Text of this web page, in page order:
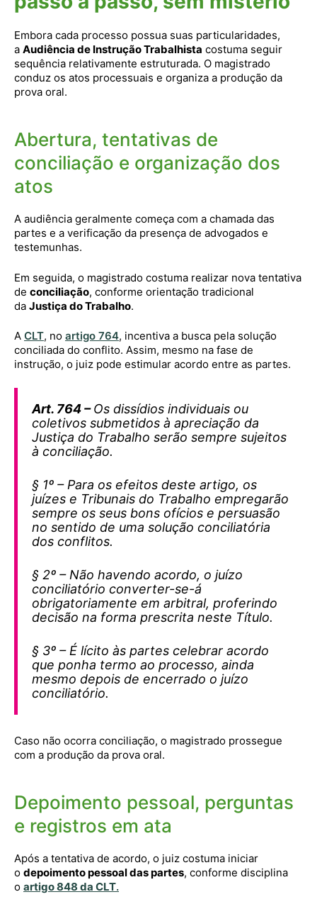
Embora cada processo possua suas particularidades,
a Audiência de Instrução Trabalhista costuma seguir
sequência relativamente estruturada. O magistrado
conduz os atos processuais e organiza a produção da
prova oral.
Abertura, tentativas de
conciliação e organização dos
atos
A audiência geralmente começa com a chamada das
partes e a verificação da presença de advogados e
testemunhas.
Em seguida, o magistrado costuma realizar nova tentativa
de conciliação, conforme orientação tradicional
da Justiça do Trabalho.
A CLT, no artigo 764, incentiva a busca pela solução
conciliada do conflito. Assim, mesmo na fase de
instrução, o juiz pode estimular acordo entre as partes.
Art. 764 –Os dissídios individuais ou
coletivos submetidos à apreciação da
Justiça do Trabalho serão sempre sujeitos
à conciliação.
§ 1º – Para os efeitos deste artigo, os
juízes e Tribunais do Trabalho empregarão
sempre os seus bons ofícios e persuasão
no sentido de uma solução conciliatória
dos conflitos.
§ 2º – Não havendo acordo, o juízo
conciliatório converter-se-á
obrigatoriamente em arbitral, proferindo
decisão na forma prescrita neste Título.
§ 3º – É lícito às partes celebrar acordo
que ponha termo ao processo, ainda
mesmo depois de encerrado o juízo
conciliatório.
Caso não ocorra conciliação, o magistrado prossegue
com a produção da prova oral.
Depoimento pessoal, perguntas
e registros em ata
Após a tentativa de acordo, o juiz costuma iniciar
o depoimento pessoal das partes, conforme disciplina
o artigo 848 da CLT.